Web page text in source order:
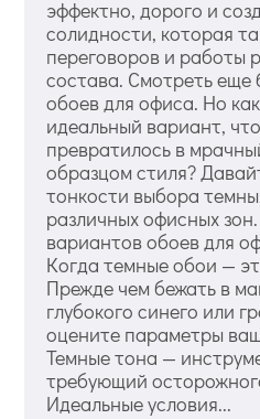
эффектно, дорого и
солидности, которая
переговоров и работы
состава. Смотреть
обоев для офиса. Но
идеальный вариант,
превратилось в
образцом стиля?
тонкости выбора
различных офисных
вариантов обоев для
Когда темные обои —
Прежде чем бежать в
глубокого синего или
оцените параметры
Темные тона —
требующий
Идеальные условия...